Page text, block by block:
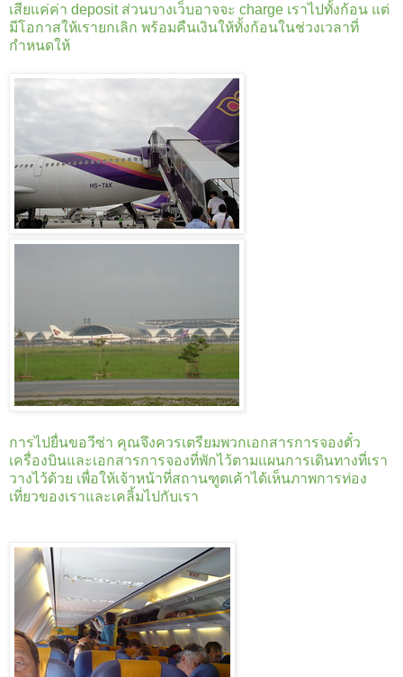
เสียแค่ค่า deposit ส่วนบางเว็บอาจจะ charge เราไปทั้งก้อน แต่
มีโอกาสให้เรายกเลิก พร้อมคืนเงินให้ทั้งก้อนในช่วงเวลาที่
กำหนดให้
การไปยื่นขอวีซ่า คุณจึงควรเตรียมพวกเอกสารการจองตั๋ว
เครื่องบินและเอกสารการจองที่พักไว้ตามแผนการเดินทางที่เรา
วางไว้ด้วย เพื่อให้เจ้าหน้าที่สถานฑูตเค้าได้เห็นภาพการท่อง
เที่ยวของเราและเคลิ้มไปกับเรา